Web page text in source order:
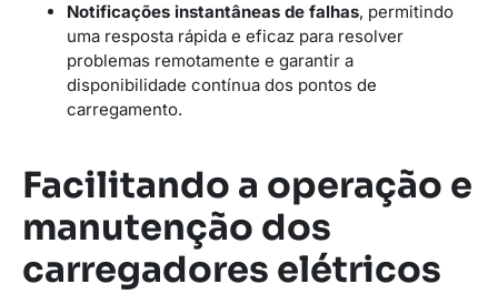
Notificações instantâneas de falhas, permitindo
uma resposta rápida e eficaz para resolver
problemas remotamente e garantir a
disponibilidade contínua dos pontos de
carregamento.
Facilitando a operação e
manutenção dos
carregadores elétricos